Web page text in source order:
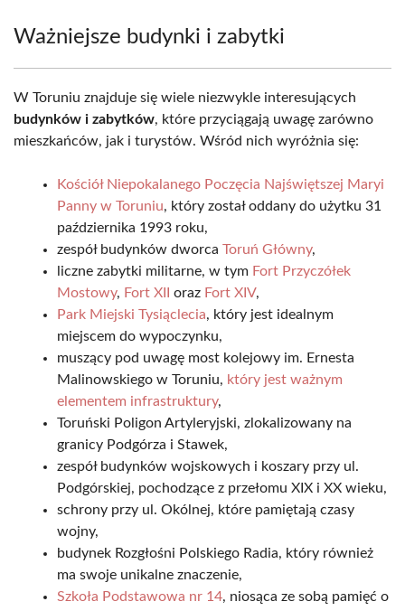
Ważniejsze budynki i zabytki
W Toruniu znajduje się wiele niezwykle interesujących
budynków i zabytków, które przyciągają uwagę zarówno
mieszkańców, jak i turystów. Wśród nich wyróżnia się:
Kościół Niepokalanego Poczęcia Najświętszej Maryi
Panny w Toruniu, który został oddany do użytku 31
października 1993 roku,
zespół budynków dworca Toruń Główny,
liczne zabytki militarne, w tym Fort Przyczółek
Mostowy, Fort XII oraz Fort XIV,
Park Miejski Tysiąclecia, który jest idealnym
miejscem do wypoczynku,
muszący pod uwagę most kolejowy im. Ernesta
Malinowskiego w Toruniu, który jest ważnym
elementem infrastruktury,
Toruński Poligon Artyleryjski, zlokalizowany na
granicy Podgórza i Stawek,
zespół budynków wojskowych i koszary przy ul.
Podgórskiej, pochodzące z przełomu XIX i XX wieku,
schrony przy ul. Okólnej, które pamiętają czasy
wojny,
budynek Rozgłośni Polskiego Radia, który również
ma swoje unikalne znaczenie,
Szkoła Podstawowa nr 14, niosąca ze sobą pamięć o